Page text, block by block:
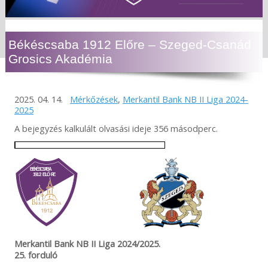
Békéscsaba 1912 Előre – Szeged-Csanád
Grosics Akadémia
2025. 04. 14. Mérkőzések, Merkantil Bank NB II Liga 2024-
2025
A bejegyzés kalkulált olvasási ideje 356 másodperc.
Merkantil Bank NB II Liga 2024/2025.
25. forduló